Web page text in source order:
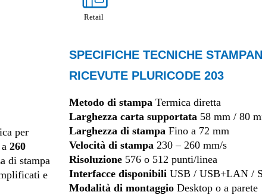
Retail
per
260
di stampa
e
SPECIFICHE TECNICHE
RICEVUTE PLURICODE 203
Metodo di stampa Termica diretta
Larghezza carta supportata 58 mm / 80
Larghezza di stampa Fino a 72 mm
Velocità di stampa 230 – 260 mm/s
Risoluzione 576 o 512 punti/linea
Interfacce disponibili USB / USB+LAN /
Modalità di montaggio Desktop o a parete